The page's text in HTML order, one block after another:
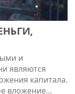
и
являются
капитала.
вложение